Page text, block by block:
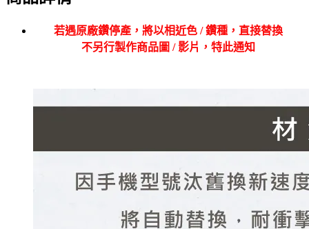
若遇原廠鑽停產，將以相近色 / 鑽種，直接替換
不另行製作商品圖 / 影片，特此通知